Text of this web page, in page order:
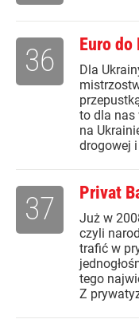
Euro do
Dla
to dla nas
na
drogowej
36
Privat
Już w
czyli
trafić w
tego
Z
37